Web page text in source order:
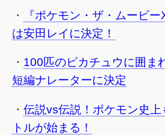
・
『ポケモン・ザ・ムービ
は安田レイに決定！
・ 100匹のピカチュウに囲ま
短編ナレーターに決定
・ 伝説vs伝説！ポケモン史
トルが始まる！